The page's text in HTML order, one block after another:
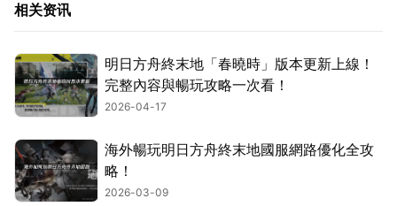
相关资讯
明日方舟終末地「春曉時」版本更新上線！
完整內容與暢玩攻略一次看！
2026-04-17
海外暢玩明日方舟終末地國服網路優化全攻
略！
2026-03-09